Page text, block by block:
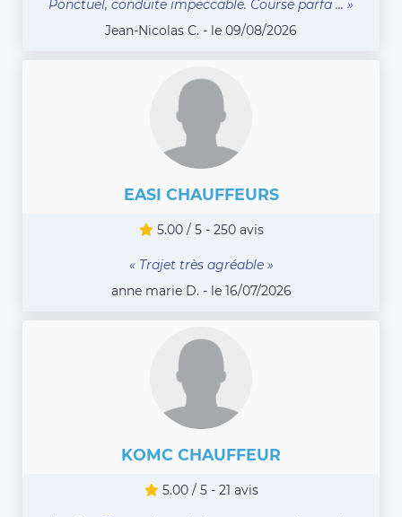
Ponctuel, conduite impeccable. Course parfa ... »
Jean-Nicolas C. - le 09/08/2026
EASI CHAUFFEURS
5.00 / 5 - 250 avis
« Trajet très agréable »
anne marie D. - le 16/07/2026
KOMC CHAUFFEUR
5.00 / 5 - 21 avis